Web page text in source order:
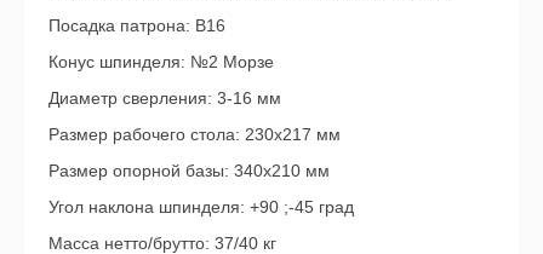
Посадка патрона: В16
Конус шпинделя: №2 Морзе
Диаметр сверления: 3-16 мм
Размер рабочего стола: 230х217 мм
Размер опорной базы: 340х210 мм
Угол наклона шпинделя: +90 ;-45 град
Масса нетто/брутто: 37/40 кг